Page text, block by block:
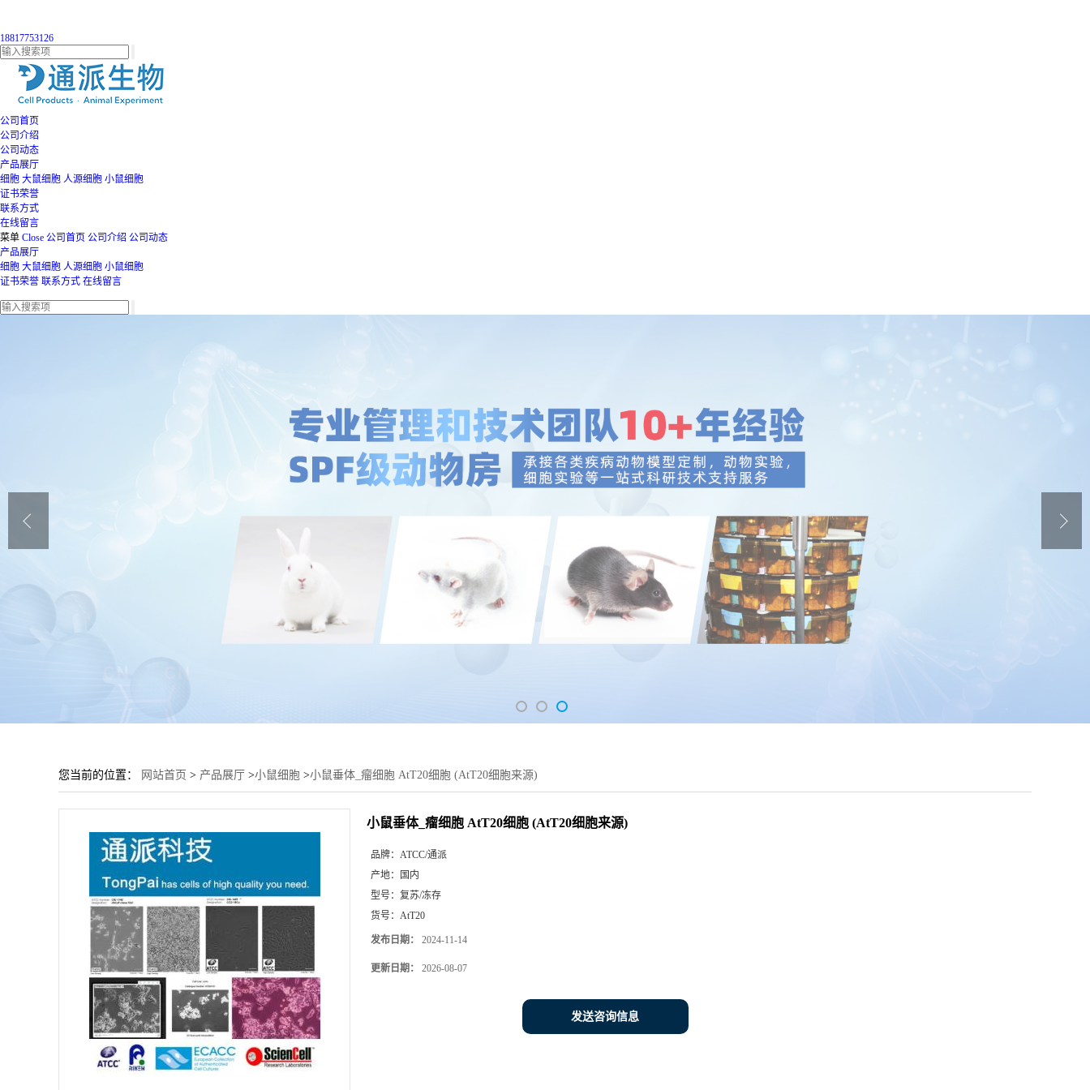
18817753126
公司首页
公司介绍
公司动态
产品展厅
细胞 大鼠细胞 人源细胞 小鼠细胞
证书荣誉
联系方式
在线留言
菜单 Close 公司首页 公司介绍 公司动态
产品展厅
细胞 大鼠细胞 人源细胞 小鼠细胞
证书荣誉 联系方式 在线留言
您当前的位置： 网站首页 > 产品展厅 >小鼠细胞 >小鼠垂体_瘤细胞 AtT20细胞 (AtT20细胞来源)
小鼠垂体_瘤细胞 AtT20细胞 (AtT20细胞来源)
品牌： ATCC/通派
产地：
国内
型号： 复苏/冻存
货号： AtT20
发布日期： 2024-11-14
更新日期： 2026-08-07
发送咨询信息